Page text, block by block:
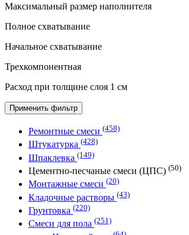
Максимальный размер наполнителя
Полное схватывание
Начальное схватывание
Трехкомпонентная
Расход при толщине слоя 1 см
Применить фильтр
Ремонтные смеси (458)
Штукатурка (428)
Шпаклевка (149)
Цементно-песчаные смеси (ЦПС) (50)
Монтажные смеси (20)
Кладочные растворы (43)
Грунтовка (220)
Смеси для пола (251)